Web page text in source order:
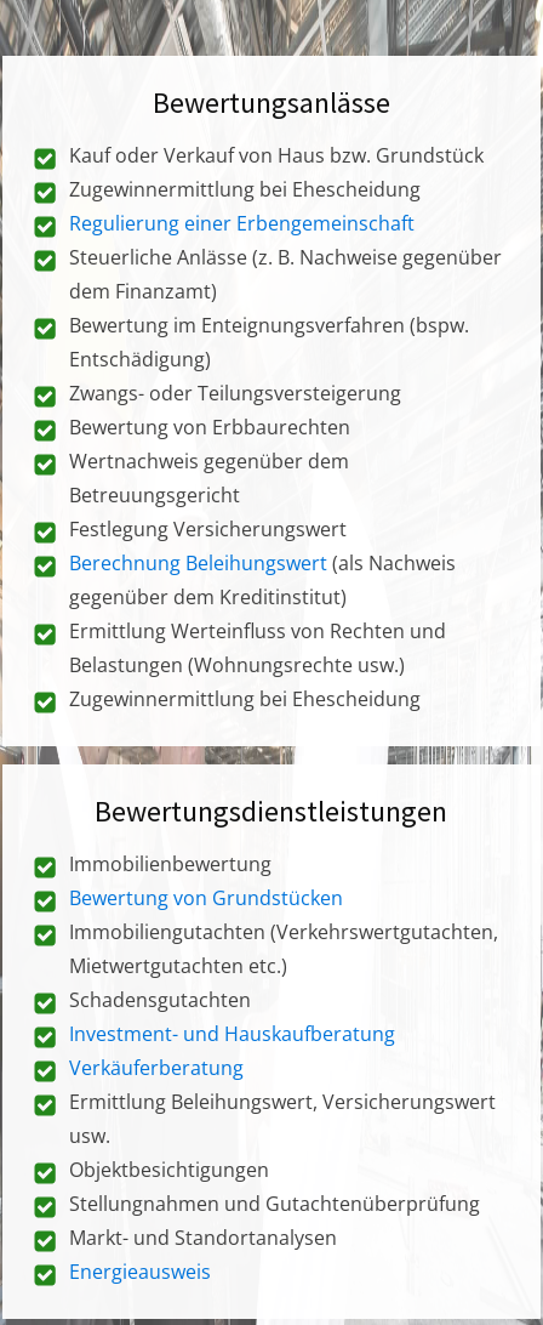
Bewertungsanlässe
Kauf oder Verkauf von Haus bzw. Grundstück
Zugewinnermittlung bei Ehescheidung
Regulierung einer Erbengemeinschaft
Steuerliche Anlässe (z. B. Nachweise gegenüber
dem Finanzamt)
Bewertung im Enteignungsverfahren (bspw.
Entschädigung)
Zwangs- oder Teilungsversteigerung
Bewertung von Erbbaurechten
Wertnachweis gegenüber dem
Betreuungsgericht
Festlegung Versicherungswert
Berechnung Beleihungswert(als Nachweis
gegenüber dem Kreditinstitut)
Ermittlung Werteinfluss von Rechten und
Belastungen (Wohnungsrechte usw.)
Zugewinnermittlung bei Ehescheidung
Bewertungsdienstleistungen
Immobilienbewertung
Bewertung von Grundstücken
Immobiliengutachten (Verkehrswertgutachten,
Mietwertgutachten etc.)
Schadensgutachten
Investment- und Hauskaufberatung
Verkäuferberatung
Ermittlung Beleihungswert, Versicherungswert
usw.
Objektbesichtigungen
Stellungnahmen und Gutachtenüberprüfung
Markt- und Standortanalysen
Energieausweis